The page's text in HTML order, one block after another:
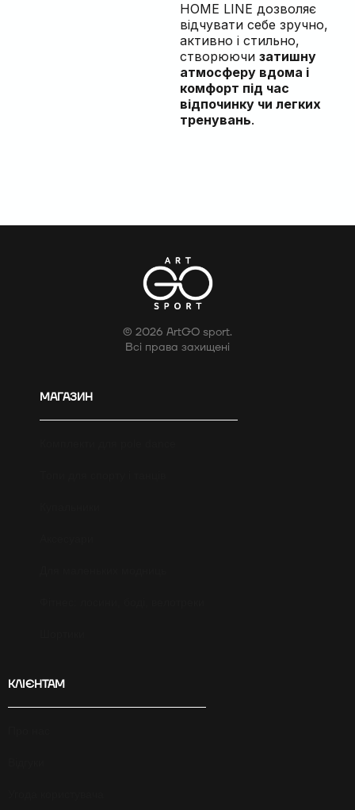
HOME LINE дозволяє
відчувати себе зручно,
активно і стильно,
створюючи затишну
атмосферу вдома і
комфорт під час
відпочинку чи легких
тренувань.
© 2026 ArtGO sport.
Всі права захищені
МАГАЗИН
КЛІЄНТАМ